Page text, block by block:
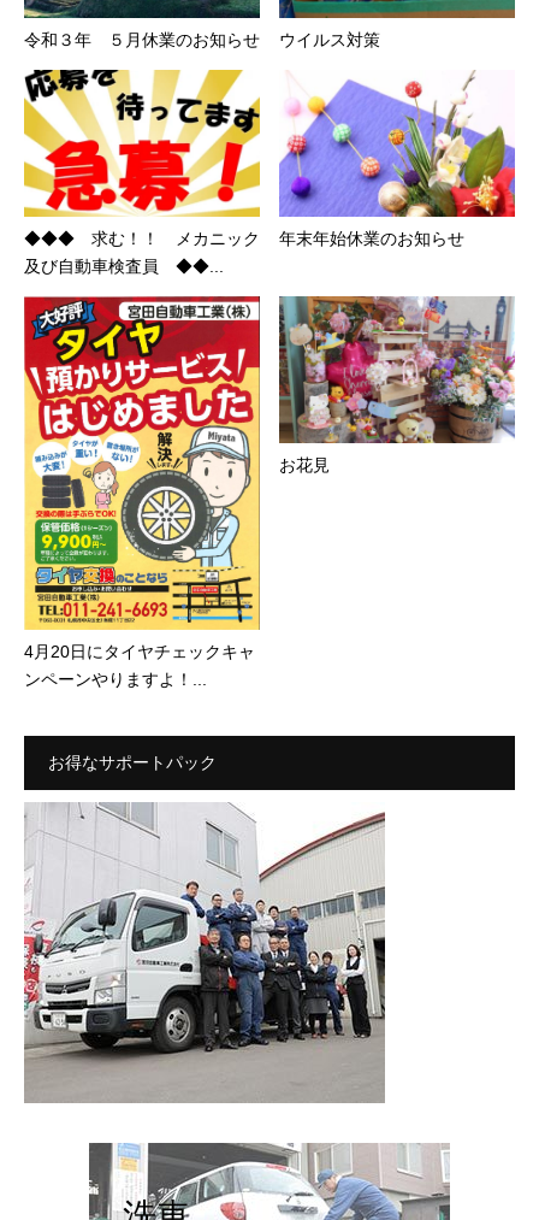
令和３年 ５月休業のお知らせ ウイルス対策
◆◆◆ 求む！！ メカニック
及び自動車検査員 ◆◆...
年末年始休業のお知らせ
4月20日にタイヤチェックキャ
ンペーンやりますよ！...
お花見
お得なサポートパック